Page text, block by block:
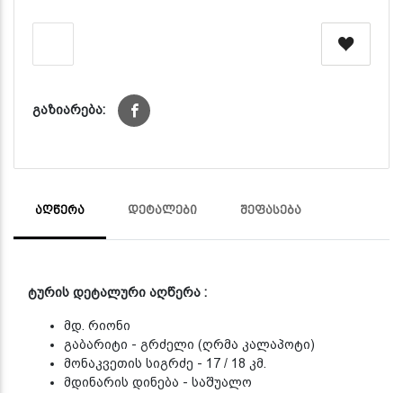
გაზიარება:
ᲐᲦᲬᲔᲠᲐ ᲓᲔᲢᲐᲚᲔᲑᲘ ᲨᲔᲤᲐᲡᲔᲑᲐ
ტურის დეტალური აღწერა :
მდ. რიონი
გაბარიტი - გრძელი (ღრმა კალაპოტი)
მონაკვეთის სიგრძე - 17 / 18 კმ.
მდინარის დინება - საშუალო